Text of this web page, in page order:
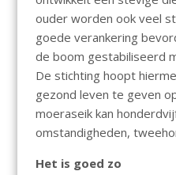
ouder worden ook veel
goede verankering
de boom gestabiliseerd
De stichting hoopt
gezond leven te geven
moeraseik kan
omstandigheden,
Het is goed zo